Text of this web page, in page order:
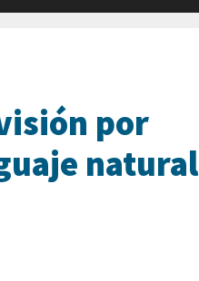
por
natural